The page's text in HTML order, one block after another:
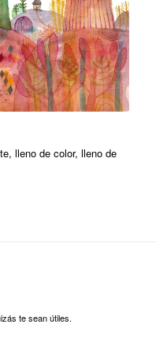
lleno de color, lleno de
te sean útiles.